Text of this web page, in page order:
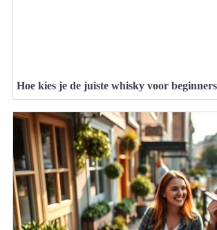
Hoe kies je de juiste whisky voor